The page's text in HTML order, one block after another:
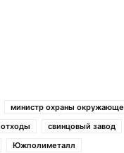
министр охраны
отходы свинцовый завод
Южполиметалл